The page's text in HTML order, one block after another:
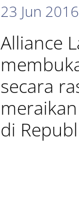
23 Jun 2016
Alliance
secara
di